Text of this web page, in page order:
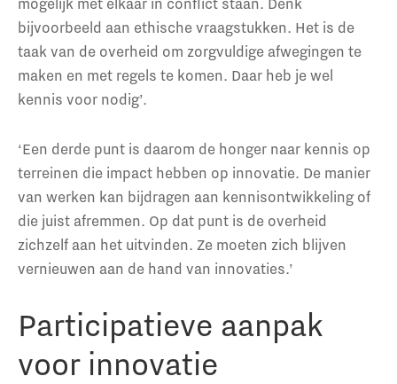
bijvoorbeeld aan ethische vraagstukken. Het is de
taak van de overheid om zorgvuldige afwegingen te
maken en met regels te komen. Daar heb je wel
kennis voor nodig’.
‘Een derde punt is daarom de honger naar kennis op
terreinen die impact hebben op innovatie. De manier
van werken kan bijdragen aan kennisontwikkeling of
die juist afremmen. Op dat punt is de overheid
zichzelf aan het uitvinden. Ze moeten zich blijven
vernieuwen aan de hand van innovaties.’
Participatieve aanpak
voor innovatie